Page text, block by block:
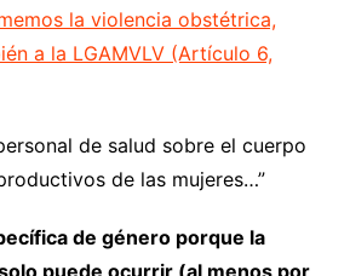
la violencia obstétrica,
a la LGAMVLV (Artículo 6,
de salud sobre el cuerpo
de las mujeres…”
de género porque la